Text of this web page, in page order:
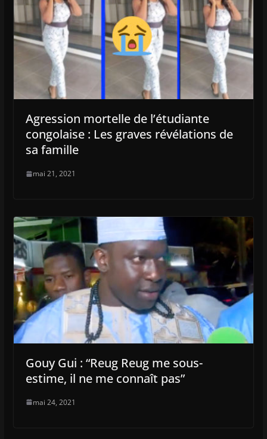
Agression mortelle de l’étudiante
congolaise : Les graves révélations de
sa famille
mai 21, 2021
Gouy Gui : “Reug Reug me sous-
estime, il ne me connaît pas”
mai 24, 2021